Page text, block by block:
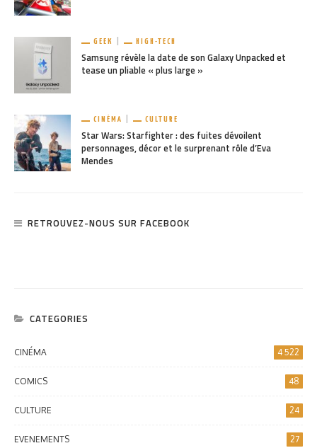
GEEK HIGH-TECH
Samsung révèle la date de son Galaxy Unpacked et
tease un pliable « plus large »
CINÉMA CULTURE
Star Wars: Starfighter : des fuites dévoilent
personnages, décor et le surprenant rôle d’Eva
Mendes
RETROUVEZ-NOUS SUR FACEBOOK
CATEGORIES
CINÉMA 4 522
COMICS 48
CULTURE 24
EVENEMENTS 27